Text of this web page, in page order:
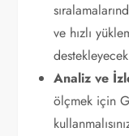
ve hızlı
Analiz ve
ölçmek için